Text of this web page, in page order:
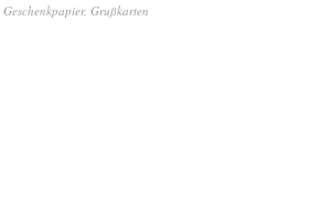
Geschenkpapier, Grußkarten